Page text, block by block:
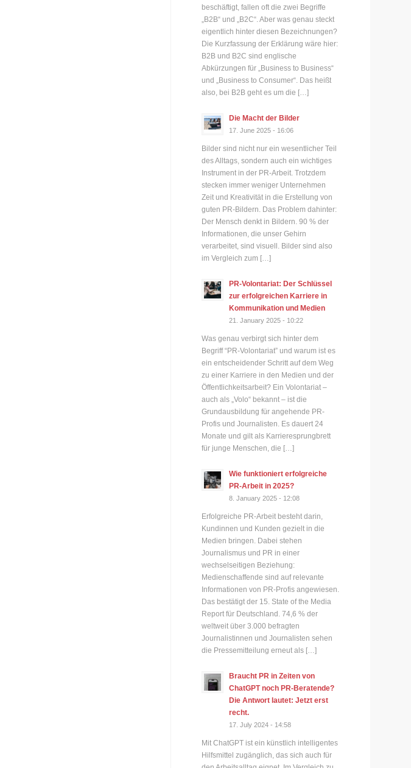
beschäftigt, fallen oft die zwei Begriffe
„B2B“ und „B2C“. Aber was genau steckt
eigentlich hinter diesen Bezeichnungen?
Die Kurzfassung der Erklärung wäre hier:
B2B und B2C sind englische
Abkürzungen für „Business to Business“
und „Business to Consumer“. Das heißt
also, bei B2B geht es um die […]
Die Macht der Bilder
17. June 2025 - 16:06
Bilder sind nicht nur ein wesentlicher Teil
des Alltags, sondern auch ein wichtiges
Instrument in der PR-Arbeit. Trotzdem
stecken immer weniger Unternehmen
Zeit und Kreativität in die Erstellung von
guten PR-Bildern. Das Problem dahinter:
Der Mensch denkt in Bildern. 90 % der
Informationen, die unser Gehirn
verarbeitet, sind visuell. Bilder sind also
im Vergleich zum […]
PR-Volontariat: Der Schlüssel
zur erfolgreichen Karriere in
Kommunikation und Medien
21. January 2025 - 10:22
Was genau verbirgt sich hinter dem
Begriff “PR-Volontariat” und warum ist es
ein entscheidender Schritt auf dem Weg
zu einer Karriere in den Medien und der
Öffentlichkeitsarbeit? Ein Volontariat –
auch als „Volo“ bekannt – ist die
Grundausbildung für angehende PR-
Profis und Journalisten. Es dauert 24
Monate und gilt als Karrieresprungbrett
für junge Menschen, die […]
Wie funktioniert erfolgreiche
PR-Arbeit in 2025?
8. January 2025 - 12:08
Erfolgreiche PR-Arbeit besteht darin,
Kundinnen und Kunden gezielt in die
Medien bringen. Dabei stehen
Journalismus und PR in einer
wechselseitigen Beziehung:
Medienschaffende sind auf relevante
Informationen von PR-Profis angewiesen.
Das bestätigt der 15. State of the Media
Report für Deutschland. 74,6 % der
weltweit über 3.000 befragten
Journalistinnen und Journalisten sehen
die Pressemitteilung erneut als […]
Braucht PR in Zeiten von
ChatGPT noch PR-Beratende?
Die Antwort lautet: Jetzt erst
recht.
17. July 2024 - 14:58
Mit ChatGPT ist ein künstlich intelligentes
Hilfsmittel zugänglich, das sich auch für